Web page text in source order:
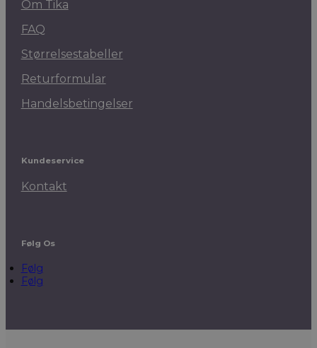
Om Tika
FAQ
Størrelsestabeller
Returformular
Handelsbetingelser
Kundeservice
Kontakt
Følg Os
Følg
Følg